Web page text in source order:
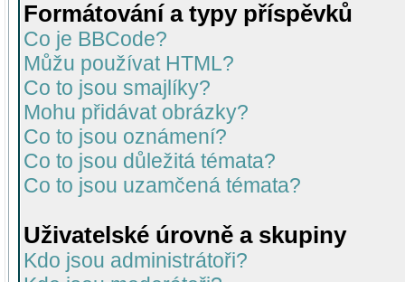
Formátování a typy příspěvků
Co je BBCode?
Můžu používat HTML?
Co to jsou smajlíky?
Mohu přidávat obrázky?
Co to jsou oznámení?
Co to jsou důležitá témata?
Co to jsou uzamčená témata?
Uživatelské úrovně a skupiny
Kdo jsou administrátoři?